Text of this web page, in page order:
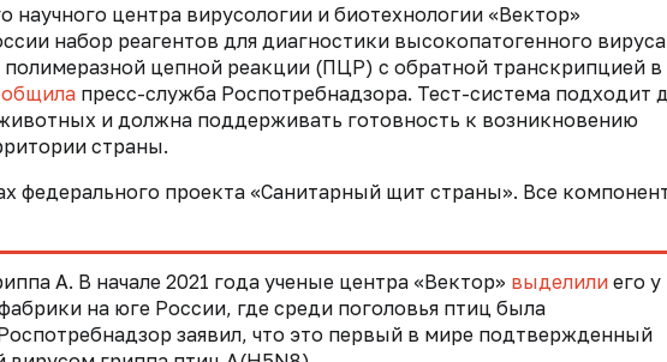
научного центра вирусологии и биотехнологии «Вектор»
набор реагентов для диагностики высокопатогенного вируса
цепной реакции (ПЦР) с обратной транскрипцией в
пресс-служба Роспотребнадзора. Тест-система подходит
и должна поддерживать готовность к возникновению
страны.
федерального проекта «Санитарный щит страны». Все
А. В начале 2021 года ученые центра «Вектор» выделилиего у
на юге России, где среди поголовья птиц была
заявил, что это первый в мире подтвержденный